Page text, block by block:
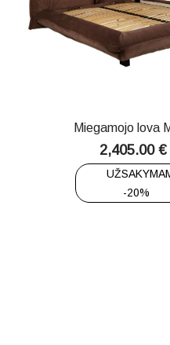
Miegamojo lova
2,405.00 €
-20%